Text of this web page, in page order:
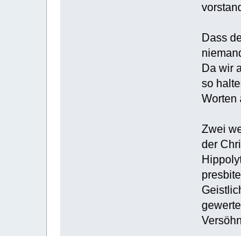
Dass
Da wir
so
Worten
Zwei
der